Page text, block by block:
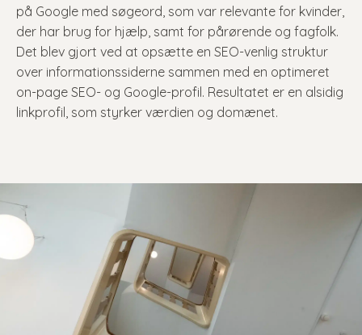
på Google med søgeord, som var relevante for kvinder,
der har brug for hjælp, samt for pårørende og fagfolk.
Det blev gjort ved at opsætte en SEO-venlig struktur
over informationssiderne sammen med en optimeret
on-page SEO- og Google-profil. Resultatet er en alsidig
linkprofil, som styrker værdien og domænet.